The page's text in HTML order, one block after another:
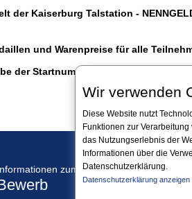
Wir verwenden
Diese Website nutzt
Funktionen zur
das Nutzungserlebnis der
Informationen über die
Datenschutzerklärung.
Datenschutzerklärung anzeigen
der Kaiserburg Talstation -
und Warenpreise für alle
der Startnummer einen Fruchtsaft
zum